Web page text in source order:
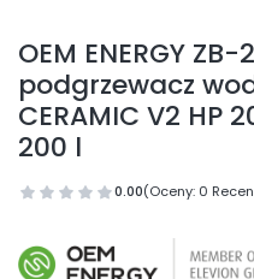
OEM ENERGY
podgrzewacz
CERAMIC V2 HP
200 l
0.00(Oceny: 0